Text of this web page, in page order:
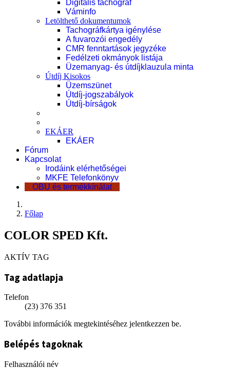
Digitális tachográf
Váminfo
Letölthető dokumentumok
Tachográfkártya igénylése
A fuvarozói engedély
CMR fenntartások jegyzéke
Fedélzeti okmányok listája
Üzemanyag- és útdíjklauzula minta
Útdíj Kisokos
Üzemszünet
Útdíj-jogszabályok
Útdíj-bírságok
EKÁER
EKÁER
Fórum
Kapcsolat
Irodáink elérhetőségei
MKFE Telefonkönyv
OBU és termékkínálat
Főlap
COLOR SPED Kft.
AKTÍV TAG
Tag adatlapja
Telefon
(23) 376 351
További információk megtekintéséhez jelentkezzen be.
Belépés tagoknak
Felhasználói név